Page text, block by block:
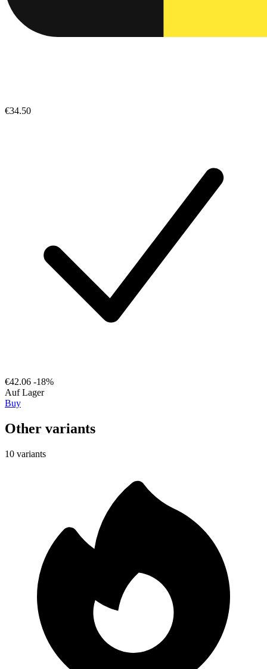
€34.50
€42.06 -18%
Auf Lager
Buy
Other variants
10 variants